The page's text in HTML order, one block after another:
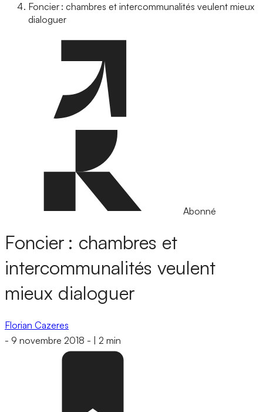
Foncier : chambres et intercommunalités veulent mieux
dialoguer
Abonné
Foncier : chambres et
intercommunalités veulent
mieux dialoguer
Florian Cazeres
- 9 novembre 2018 - 2 min